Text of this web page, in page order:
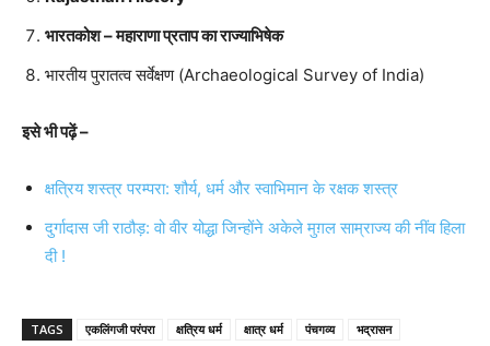
भारतकोश – महाराणा प्रताप का राज्याभिषेक
भारतीय पुरातत्व सर्वेक्षण (Archaeological Survey of India)
इसे भी पढ़ें –
क्षत्रिय शस्त्र परम्परा: शौर्य, धर्म और स्वाभिमान के रक्षक शस्त्र
दुर्गादास जी राठौड़: वो वीर योद्धा जिन्होंने अकेले मुग़ल साम्राज्य की नींव हिला
दी !
TAGS एकलिंगजी परंपरा क्षत्रिय धर्म क्षात्र धर्म पंचगव्य
भद्रासन